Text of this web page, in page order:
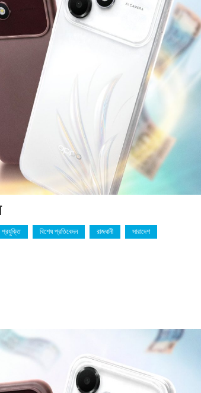
প্রযুক্তি বিশেষ প্রতিবেদন রাজধানী সারাদেশ